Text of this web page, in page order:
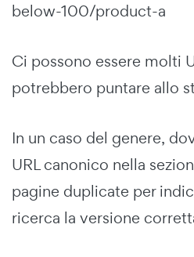
below-100/product-a
Ci possono essere molti
potrebbero puntare allo
In un caso del genere,
URL canonico nella
pagine duplicate per
ricerca la versione